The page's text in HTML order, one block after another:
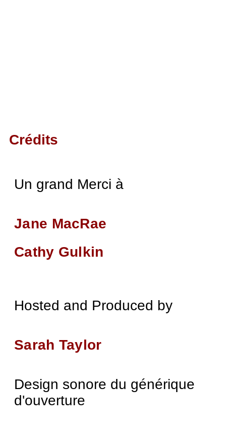
Crédits
Un grand Merci à
Jane MacRae
Cathy Gulkin
Hosted and Produced by
Sarah Taylor
Design sonore du générique
d'ouverture